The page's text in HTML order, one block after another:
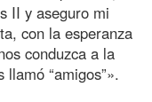
II y aseguro mi
con la esperanza
conduzca a la
“amigos”».